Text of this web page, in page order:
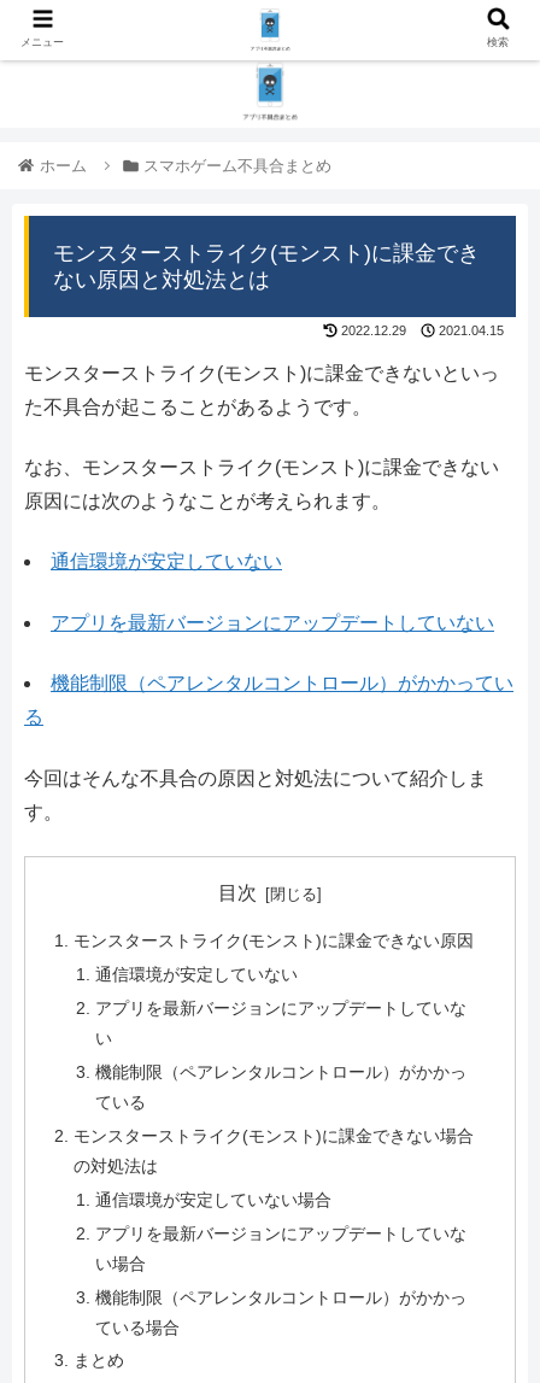
ホーム スマホゲーム不具合まとめ
モンスターストライク(モンスト)に課金でき
ない原因と対処法とは
2022.12.29 2021.04.15
モンスターストライク(モンスト)に課金できないといっ
た不具合が起こることがあるようです。
なお、モンスターストライク(モンスト)に課金できない
原因には次のようなことが考えられます。
通信環境が安定していない
アプリを最新バージョンにアップデートしていない
機能制限（ペアレンタルコントロール）がかかってい
る
今回はそんな不具合の原因と対処法について紹介しま
す。
目次
モンスターストライク(モンスト)に課金できない原因
通信環境が安定していない
アプリを最新バージョンにアップデートしていな
い
機能制限（ペアレンタルコントロール）がかかっ
ている
モンスターストライク(モンスト)に課金できない場合
の対処法は
通信環境が安定していない場合
アプリを最新バージョンにアップデートしていな
い場合
機能制限（ペアレンタルコントロール）がかかっ
ている場合
まとめ
メニュー 検索